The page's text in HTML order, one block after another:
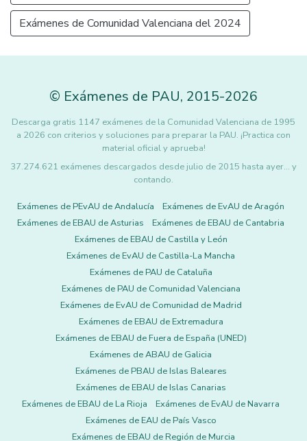
Exámenes de Comunidad Valenciana del 2024
© Exámenes de PAU, 2015-2026
Descarga gratis 1147 exámenes de la Comunidad Valenciana de 1995
a 2026 con criterios y soluciones para preparar la PAU. ¡Practica con
material oficial y aprueba!
37.274.621 exámenes descargados desde julio de 2015 hasta ayer... y
contando.
Exámenes de PEvAU de Andalucía
Exámenes de EvAU de Aragón
Exámenes de EBAU de Asturias
Exámenes de EBAU de Cantabria
Exámenes de EBAU de Castilla y León
Exámenes de EvAU de Castilla-La Mancha
Exámenes de PAU de Cataluña
Exámenes de PAU de Comunidad Valenciana
Exámenes de EvAU de Comunidad de Madrid
Exámenes de EBAU de Extremadura
Exámenes de EBAU de Fuera de España (UNED)
Exámenes de ABAU de Galicia
Exámenes de PBAU de Islas Baleares
Exámenes de EBAU de Islas Canarias
Exámenes de EBAU de La Rioja
Exámenes de EvAU de Navarra
Exámenes de EAU de País Vasco
Exámenes de EBAU de Región de Murcia